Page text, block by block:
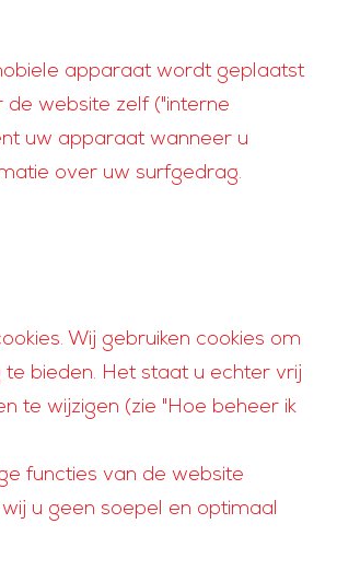
apparaat wordt geplaatst
website zelf ("interne
uw apparaat wanneer u
over uw surfgedrag.
Wij gebruiken cookies om
bieden. Het staat u echter vrij
te wijzigen (zie "Hoe beheer ik
functies van de website
u geen soepel en optimaal